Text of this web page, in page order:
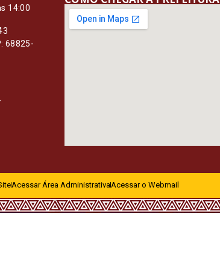
14:00
68825-
Acessar Área Administrativa Acessar o Webmail